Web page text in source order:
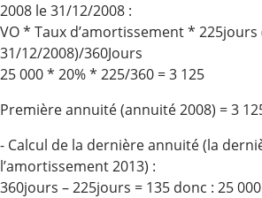
2008 le 31/12/2008 :
VO * Taux d’amortissement *
31/12/2008)/360Jours
25 000 * 20% * 225/360 = 3 125
Première annuité (annuité 2008) = 3
- Calcul de la dernière annuité (la
l’amortissement 2013) :
360jours – 225jours = 135 donc : 25